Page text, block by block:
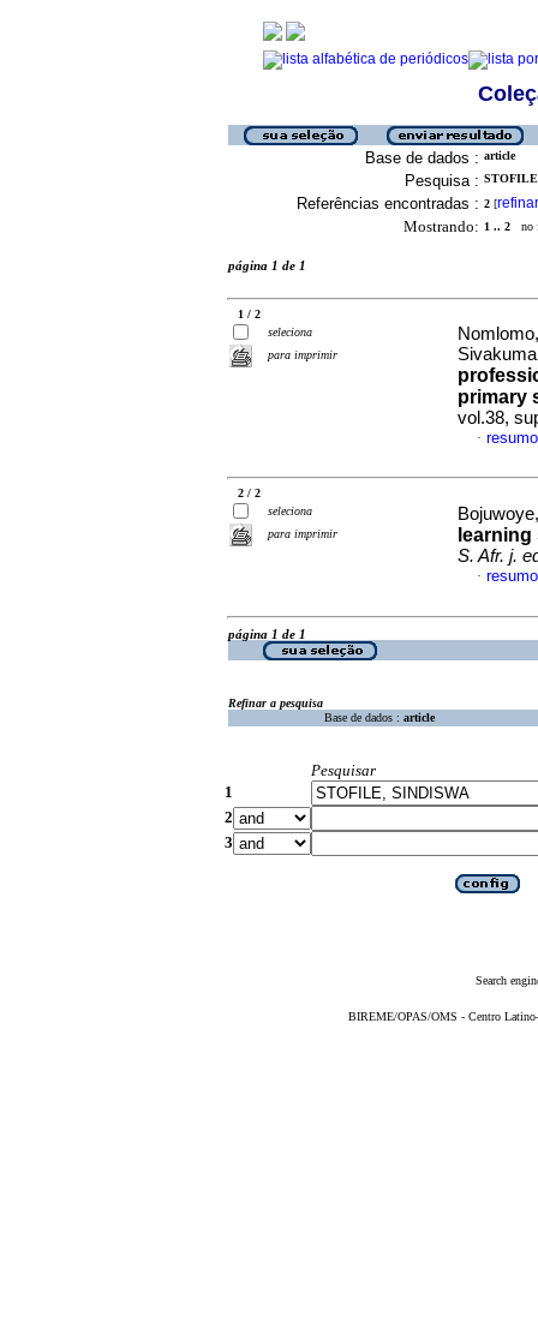
Base de dados : article
Pesquisa :
Referências encontradas : 2 [refinar
Mostrando: 1 .. 2 no
página 1 de 1
1 / 2
seleciona
para imprimir
primary
vol.38,
·
2 / 2
seleciona
para imprimir
S. Afr. j.
·
página 1 de 1
Refinar a pesquisa
Base de dados : article
Pesquisar
1
2
3
Search
BIREME/OPAS/OMS - Centro Latino-